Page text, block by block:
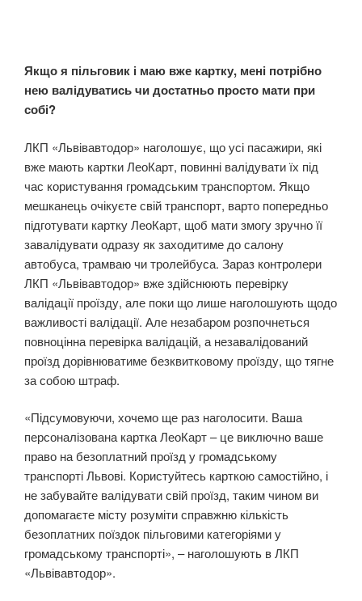
Якщо я пільговик і маю вже картку, мені потрібно
нею валідуватись чи достатньо просто мати при
собі?
ЛКП «Львівавтодор» наголошує, що усі пасажири, які
вже мають картки ЛеоКарт, повинні валідувати їх під
час користування громадським транспортом. Якщо
мешканець очікуєте свій транспорт, варто попередньо
підготувати картку ЛеоКарт, щоб мати змогу зручно її
завалідувати одразу як заходитиме до салону
автобуса, трамваю чи тролейбуса. Зараз контролери
ЛКП «Львівавтодор» вже здійснюють перевірку
валідації проїзду, але поки що лише наголошують щодо
важливості валідації. Але незабаром розпочнеться
повноцінна перевірка валідацій, а незавалідований
проїзд дорівнюватиме безквитковому проїзду, що тягне
за собою штраф.
«Підсумовуючи, хочемо ще раз наголосити. Ваша
персоналізована картка ЛеоКарт – це виключно ваше
право на безоплатний проїзд у громадському
транспорті Львові. Користуйтесь карткою самостійно, і
не забувайте валідувати свій проїзд, таким чином ви
допомагаєте місту розуміти справжню кількість
безоплатних поїздок пільговими категоріями у
громадському транспорті», – наголошують в ЛКП
«Львівавтодор».